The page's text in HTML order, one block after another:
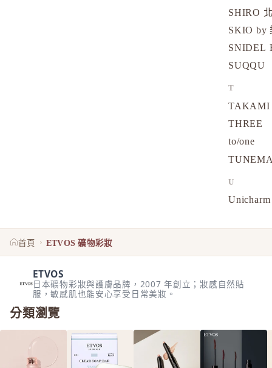
SHIRO
SKIO by
SNIDEL
SUQQU
T
TAKAMI
THREE
to/one
U
ETVOS 礦物彩妝
首頁 › ETVOS 礦物彩妝
ETVOS
日本礦物彩妝與護膚品牌，2007 年創立；妝感自然貼
服，敏感肌也能安心享受日常美妝。
分類瀏覽